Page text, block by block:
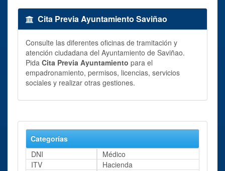
Cita Previa Ayuntamiento Saviñao
Consulte las diferentes oficinas de tramitación y
atención ciudadana del Ayuntamiento de Saviñao.
Pida Cita Previa Ayuntamiento para el
empadronamiento, permisos, licencias, servicios
sociales y realizar otras gestiones.
Categorías
DNI
Médico
ITV
Hacienda